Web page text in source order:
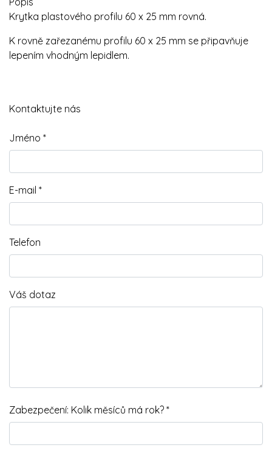
Krytka plastového profilu 60 x 25 mm rovná.
K rovně zařezanému profilu 60 x 25 mm se připavňuje
lepením vhodným lepidlem.
Kontaktujte nás
Jméno *
E-mail *
Telefon
Váš dotaz
Zabezpečení: Kolik měsíců má rok? *